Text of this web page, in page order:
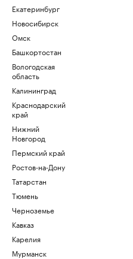
Екатеринбург
Новосибирск
Омск
Башкортостан
Вологодская
область
Калининград
Краснодарский
край
Нижний
Новгород
Пермский край
Ростов-на-Дону
Татарстан
Тюмень
Черноземье
Кавказ
Карелия
Мурманск